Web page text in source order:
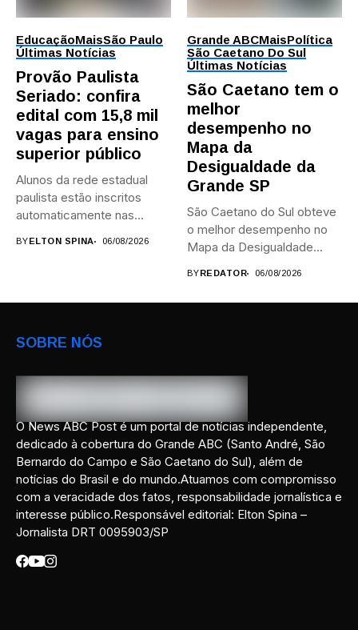
EducaçãoMaisSão Paulo
Últimas Notícias
Provão Paulista
Seriado: confira
edital com 15,8 mil
vagas para ensino
superior público
Alunos da rede estadual
paulista estão inscritos
automaticamente nas
BY ELTON SPINA 06/08/2026
Grande ABCMaisPolítica
São Caetano Do Sul
Últimas Notícias
São Caetano tem o
melhor
desempenho no
Mapa da
Desigualdade da
Grande SP
São Caetano do Sul obteve
o melhor desempenho no
Mapa da Desigualdade...
BY REDATOR 06/08/2026
SOBRE NÓS
O News ABC Post é um portal de notícias independente,
dedicado à cobertura do Grande ABC (Santo André, São
Bernardo do Campo e São Caetano do Sul), além de
notícias do Brasil e do mundo.Atuamos com compromisso
com a veracidade dos fatos, responsabilidade jornalística e
interesse público.Responsável editorial: Elton Spina –
Jornalista DRT 0095903/SP